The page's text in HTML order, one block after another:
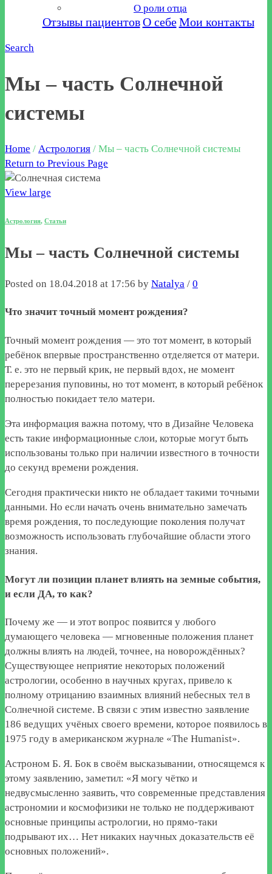
О роли отца
Отзывы пациентов О себе Мои контакты
Search
Мы – часть Солнечной
системы
Home / Астрология / Мы – часть Солнечной системы
Return to Previous Page
View large
Астрология, Статьи
Мы – часть Солнечной системы
Posted on 18.04.2018 at 17:56 by Natalya / 0
Что значит точный момент рождения?
Точный момент рождения — это тот момент, в который
ребёнок впервые пространственно отделяется от матери.
Т. е. это не первый крик, не первый вдох, не момент
перерезания пуповины, но тот момент, в который ребёнок
полностью покидает тело матери.
Эта информация важна потому, что в Дизайне Человека
есть такие информационные слои, которые могут быть
использованы только при наличии известного в точности
до секунд времени рождения.
Сегодня практически никто не обладает такими точными
данными. Но если начать очень внимательно замечать
время рождения, то последующие поколения получат
возможность использовать глубочайшие области этого
знания.
Могут ли позиции планет влиять на земные события,
и если ДА, то как?
Почему же — и этот вопрос появится у любого
думающего человека — мгновенные положения планет
должны влиять на людей, точнее, на новорождённых?
Существующее неприятие некоторых положений
астрологии, особенно в научных кругах, привело к
полному отрицанию взаимных влияний небесных тел в
Солнечной системе. В связи с этим известно заявление
186 ведущих учёных своего времени, которое появилось в
1975 году в американском журнале «The Humanist».
Астроном Б. Я. Бок в своём высказывании, относящемся к
этому заявлению, заметил: «Я могу чётко и
недвусмысленно заявить, что современные представления
астрономии и космофизики не только не поддерживают
основные принципы астрологии, но прямо-таки
подрывают их… Нет никаких научных доказательств её
основных положений».